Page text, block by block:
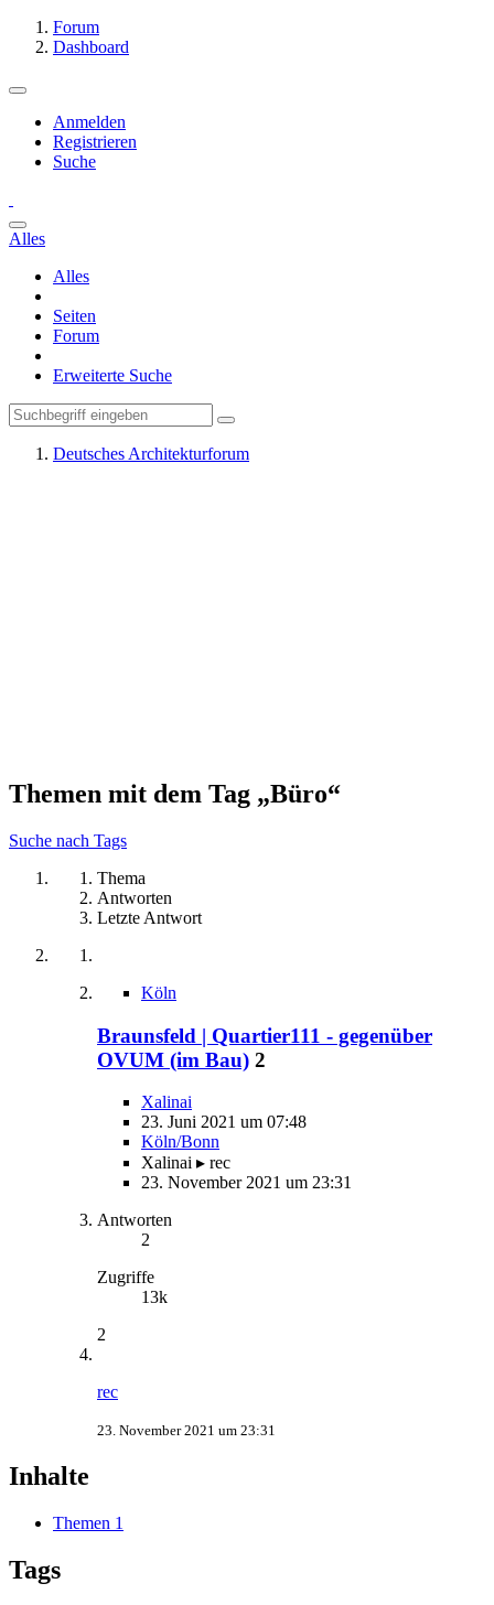
Forum
Dashboard
Anmelden
Registrieren
Suche
Alles
Alles
Seiten
Forum
Erweiterte Suche
Deutsches Architekturforum
Themen mit dem Tag „Büro“
Suche nach Tags
Thema
Antworten
Letzte Antwort
Köln
Braunsfeld | Quartier111 - gegenüber
OVUM (im Bau) 2
Xalinai
23. Juni 2021 um 07:48
Köln/Bonn
Xalinai ▸ rec
23. November 2021 um 23:31
Antworten
2
Zugriffe
13k
2
rec
23. November 2021 um 23:31
Inhalte
Themen 1
Tags